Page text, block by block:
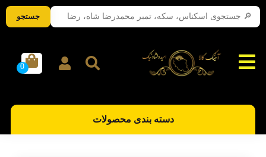
دسته بندی محصولات
جستجو